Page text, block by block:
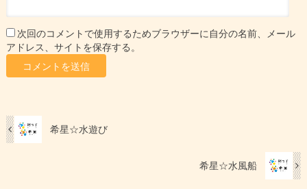
次回のコメントで使用するためブラウザーに自分の名前、メール
アドレス、サイトを保存する。
希星☆水遊び
希星☆水風船